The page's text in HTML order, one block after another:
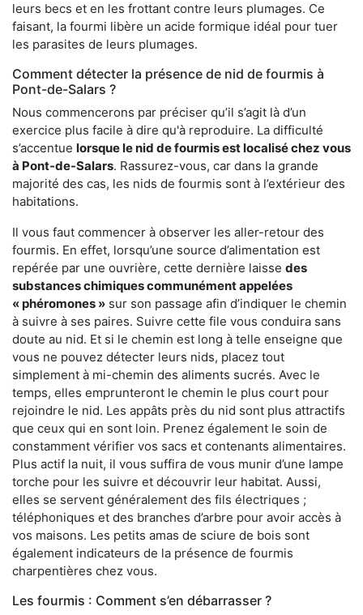
leurs becs et en les frottant contre leurs plumages. Ce
faisant, la fourmi libère un acide formique idéal pour tuer
les parasites de leurs plumages.
Comment détecter la présence de nid de fourmis à
Pont-de-Salars ?
Nous commencerons par préciser qu’il s’agit là d’un
exercice plus facile à dire qu'à reproduire. La difficulté
s’accentue lorsque le nid de fourmis est localisé chez vous
à Pont-de-Salars. Rassurez-vous, car dans la grande
majorité des cas, les nids de fourmis sont à l’extérieur des
habitations.
Il vous faut commencer à observer les aller-retour des
fourmis. En effet, lorsqu’une source d’alimentation est
repérée par une ouvrière, cette dernière laisse des
substances chimiques communément appelées
« phéromones » sur son passage afin d’indiquer le chemin
à suivre à ses paires. Suivre cette file vous conduira sans
doute au nid. Et si le chemin est long à telle enseigne que
vous ne pouvez détecter leurs nids, placez tout
simplement à mi-chemin des aliments sucrés. Avec le
temps, elles emprunteront le chemin le plus court pour
rejoindre le nid. Les appâts près du nid sont plus attractifs
que ceux qui en sont loin. Prenez également le soin de
constamment vérifier vos sacs et contenants alimentaires.
Plus actif la nuit, il vous suffira de vous munir d’une lampe
torche pour les suivre et découvrir leur habitat. Aussi,
elles se servent généralement des fils électriques ;
téléphoniques et des branches d’arbre pour avoir accès à
vos maisons. Les petits amas de sciure de bois sont
également indicateurs de la présence de fourmis
charpentières chez vous.
Les fourmis : Comment s’en débarrasser ?